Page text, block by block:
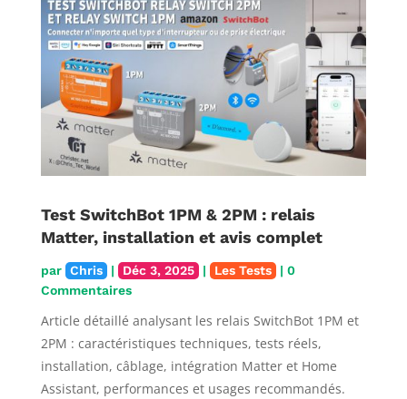
Test SwitchBot 1PM & 2PM : relais
Matter, installation et avis complet
par Chris | Déc 3, 2025 | Les Tests | 0
Commentaires
Article détaillé analysant les relais SwitchBot 1PM et
2PM : caractéristiques techniques, tests réels,
installation, câblage, intégration Matter et Home
Assistant, performances et usages recommandés.